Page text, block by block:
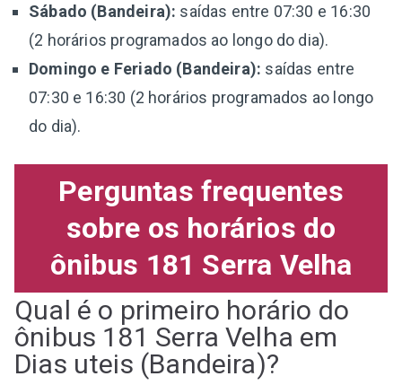
Sábado (Bandeira): saídas entre 07:30 e 16:30
(2 horários programados ao longo do dia).
Domingo e Feriado (Bandeira): saídas entre
07:30 e 16:30 (2 horários programados ao longo
do dia).
Perguntas frequentes
sobre os horários do
ônibus 181 Serra Velha
Qual é o primeiro horário do
ônibus 181 Serra Velha em
Dias uteis (Bandeira)?